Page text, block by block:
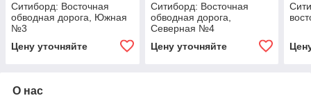
Ситиборд: Восточная
обводная дорога, Южная
№3
Цену уточняйте
Ситиборд: Восточная
обводная дорога,
Северная №4
Цену уточняйте
О нас